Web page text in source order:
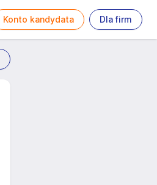
Konto kandydata Dla firm